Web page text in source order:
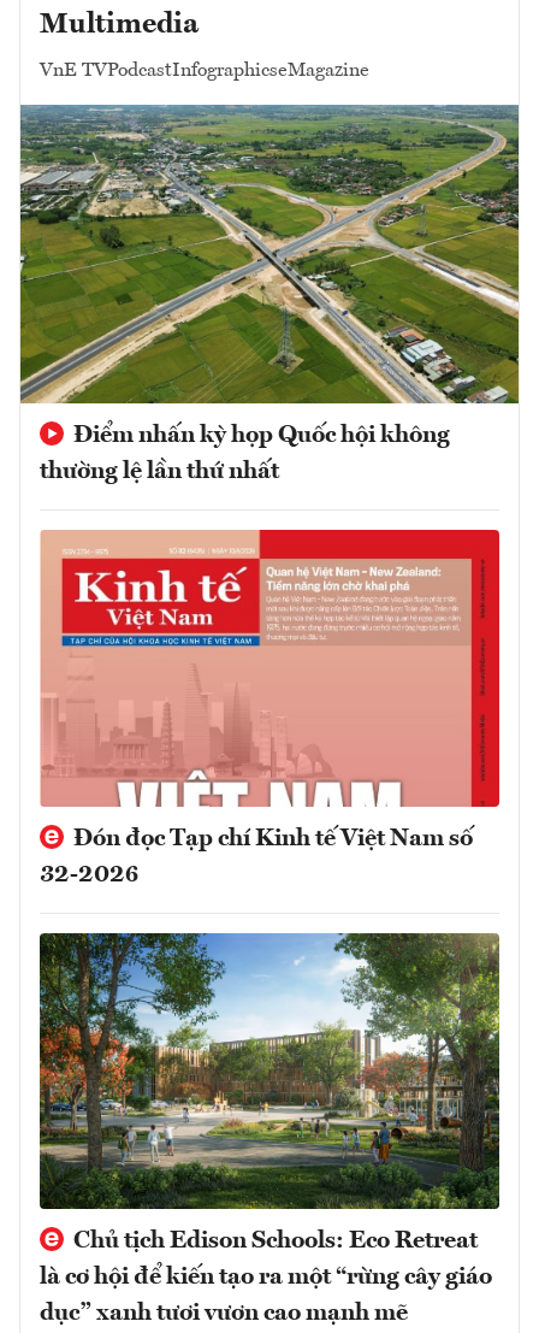
Multimedia
VnE TVPodcastInfographicseMagazine
Điểm nhấn kỳ họp Quốc hội không
thường lệ lần thứ nhất
Đón đọc Tạp chí Kinh tế Việt Nam số
32-2026
Chủ tịch Edison Schools: Eco Retreat
là cơ hội để kiến tạo ra một “rừng cây giáo
dục” xanh tươi vươn cao mạnh mẽ